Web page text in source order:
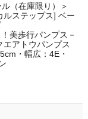
（在庫限り）＞
ルステップス] ベー
美歩行パンプス－
エアトウパンプス
・幅広：4E・